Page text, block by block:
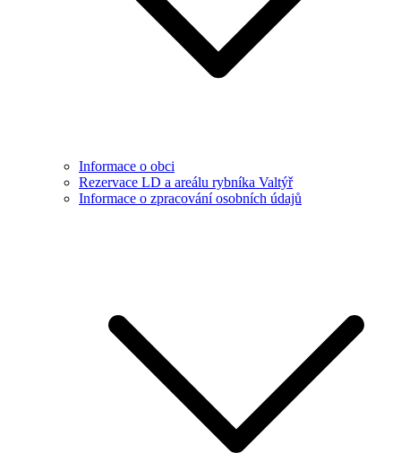
Informace o obci
Rezervace LD a areálu rybníka Valtýř
Informace o zpracování osobních údajů